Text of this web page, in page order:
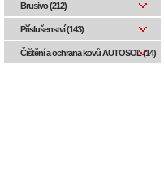
Brusivo (212)
Příslušenství (143)
Čištění a ochrana kovů AUTOSOL (14)